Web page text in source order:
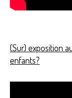
(Sur) exposition
enfants?